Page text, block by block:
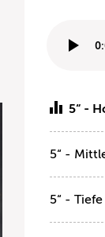
5“ -
5“ -
5“ -